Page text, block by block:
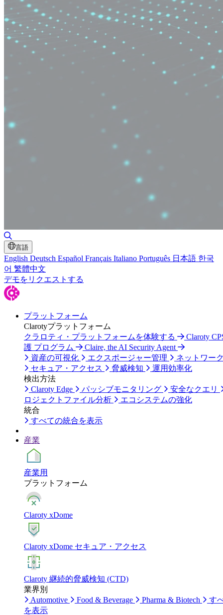
言語
English Deutsch Español Français Italiano Português 日本語 한국
어 繁體中文
デモをリクエストする
プラットフォーム
Clarotyプラットフォーム
クラロティ・プラットフォームを体験する
Claroty
護 プログラム
Claire, the AI Security Agent
資産の可視化
エクスポージャー管理
ネットワー
セキュア・アクセス
脅威検知
運用効率化
検出方法
Claroty Edge
パッシブモニタリング
安全なクエリ
ロジェクトファイル分析
エコシステムの強化
統合
すべての統合を表示
産業
産業用
プラットフォーム
Claroty xDome
Claroty xDome セキュア・アクセス
Claroty 継続的脅威検知 (CTD)
業界別
Automotive
Food & Beverage Pharma & Biotech
す
を表示